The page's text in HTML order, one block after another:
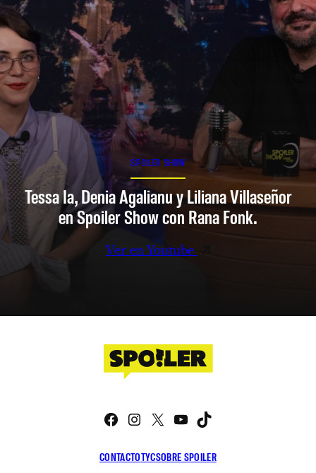
SPOILER SHOW
Tessa Ia, Denia Agalianu y Liliana Villaseñor
en Spoiler Show con Rana Fonk.
Ver en Youtube
CONTACTOTYCSOBRE SPOILER
Facebook
Instagram
X YouTube